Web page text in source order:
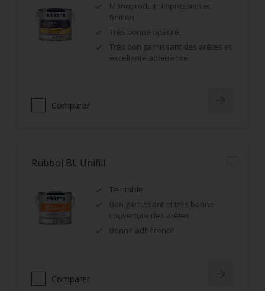
Monoproduit : impression et
finition
Très bonne opacité
Très bon garnissant des arêtes et
excellente adhérence
Comparer
Rubbol BL Unifill
Teintable
Bon garnissant et très bonne
couverture des arêtes
Bonne adhérence
Comparer